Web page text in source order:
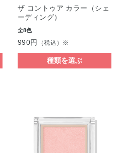
ザ コントゥア カラー（シェ
ーディング）
全8色
990円 （税込）※
種類を選ぶ